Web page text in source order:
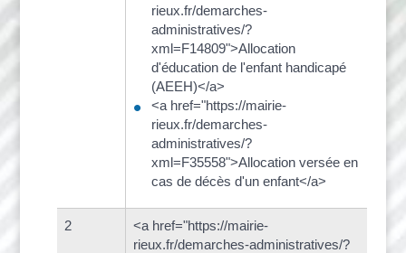
rieux.fr/demarches-
administratives/?
xml=F14809">Allocation
d'éducation de l'enfant handicapé
(AEEH)</a>
<a href="https://mairie-
rieux.fr/demarches-
administratives/?
xml=F35558">Allocation versée en
cas de décès d'un enfant</a>
2
<a href="https://mairie-
rieux.fr/demarches-administratives/?